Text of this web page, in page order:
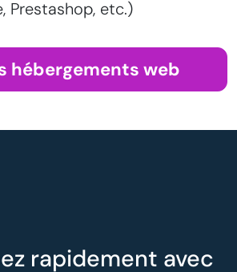
Prestashop, etc.)
hébergements web
rapidement avec